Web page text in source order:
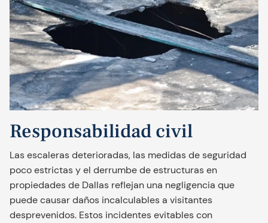
Responsabilidad civil
Las escaleras deterioradas, las medidas de seguridad
poco estrictas y el derrumbe de estructuras en
propiedades de Dallas reflejan una negligencia que
puede causar daños incalculables a visitantes
desprevenidos. Estos incidentes evitables con